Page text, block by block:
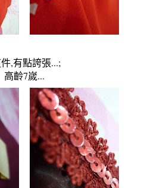
,有點誇張...;
高齡7嵗...